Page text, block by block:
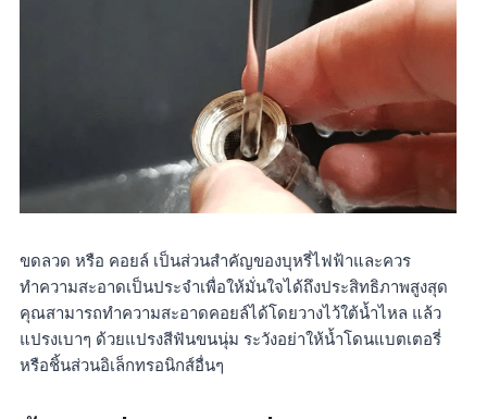
ขดลวด หรือ คอยล์ เป็นส่วนสำคัญของบุหรี่ไฟฟ้าและควร
ทำความสะอาดเป็นประจำเพื่อให้มั่นใจได้ถึงประสิทธิภาพสูงสุด
คุณสามารถทำความสะอาดคอยล์ได้โดยวางไว้ใต้น้ำไหล แล้ว
แปรงเบาๆ ด้วยแปรงสีฟันขนนุ่ม ระวังอย่าให้น้ำโดนแบตเตอรี่
หรือชิ้นส่วนอิเล็กทรอนิกส์อื่นๆ